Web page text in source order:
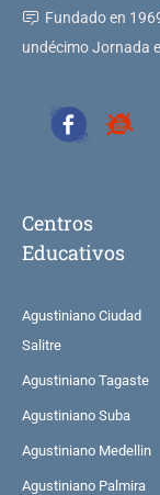
Fundado en
undécimo Jornada
Centros
Educativos
Agustiniano Ciudad
Salitre
Agustiniano Tagaste
Agustiniano Suba
Agustiniano Medellin
Agustiniano Palmira